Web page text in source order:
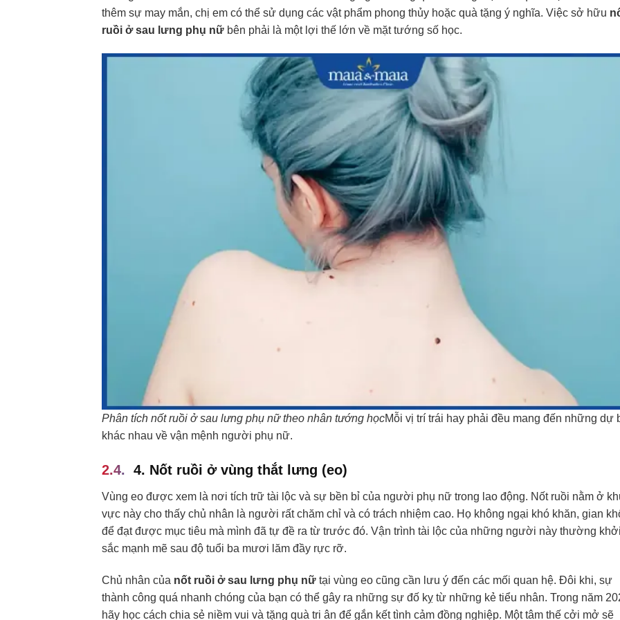
thêm sự may mắn, chị em có thể sử dụng các vật phẩm phong thủy hoặc quà tặng ý nghĩa. Việc sở hữu
ruồi ở sau lưng phụ nữ bên phải là một lợi thế lớn về mặt tướng số học.
Phân tích nốt ruồi ở sau lưng phụ nữ theo nhân tướng họcMỗi vị trí trái hay phải đều mang đến những dự
khác nhau về vận mệnh người phụ nữ.
4. Nốt ruồi ở vùng thắt lưng (eo)
Vùng eo được xem là nơi tích trữ tài lộc và sự bền bỉ của người phụ nữ trong lao động. Nốt ruồi nằm ở
vực này cho thấy chủ nhân là người rất chăm chỉ và có trách nhiệm cao. Họ không ngại khó khăn, gian
để đạt được mục tiêu mà mình đã tự đề ra từ trước đó. Vận trình tài lộc của những người này thường
sắc mạnh mẽ sau độ tuổi ba mươi lăm đầy rực rỡ.
Chủ nhân của nốt ruồi ở sau lưng phụ nữ tại vùng eo cũng cần lưu ý đến các mối quan hệ. Đôi khi, sự
thành công quá nhanh chóng của bạn có thể gây ra những sự đố kỵ từ những kẻ tiểu nhân. Trong năm
hãy học cách chia sẻ niềm vui và tặng quà tri ân để gắn kết tình cảm đồng nghiệp. Một tâm thế cởi mở sẽ